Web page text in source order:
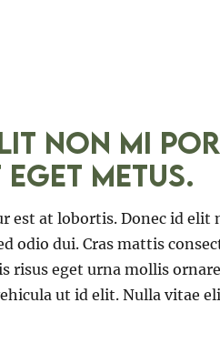
non mi
metus.
est at lobortis. Donec id
odio dui. Cras mattis
risus eget urna mollis
ut id elit. Nulla vitae